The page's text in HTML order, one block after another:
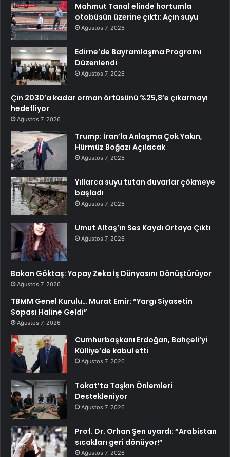
Mahmut Tanal elinde hortumla
otobüsün üzerine çıktı: Açın suyu
Ağustos 7, 2026
Edirne’de Bayramlaşma Programı
Düzenlendi
Ağustos 7, 2026
Çin 2030’a kadar orman örtüsünü %25,8’e çıkarmayı
hedefliyor
Ağustos 7, 2026
Trump: İran’la Anlaşma Çok Yakın,
Hürmüz Boğazı Açılacak
Ağustos 7, 2026
Yıllarca suyu tutan duvarlar çökmeye
başladı
Ağustos 7, 2026
Umut Altaş’ın Ses Kaydı Ortaya Çıktı
Ağustos 7, 2026
Bakan Göktaş: Yapay Zeka İş Dünyasını Dönüştürüyor
Ağustos 7, 2026
TBMM Genel Kurulu… Murat Emir: “Yargı Siyasetin
Sopası Haline Geldi”
Ağustos 7, 2026
Cumhurbaşkanı Erdoğan, Bahçeli’yi
Külliye’de kabul etti
Ağustos 7, 2026
Tokat’ta Taşkın Önlemleri
Destekleniyor
Ağustos 7, 2026
Prof. Dr. Orhan Şen uyardı: “Arabistan
sıcakları geri dönüyor!”
Ağustos 7, 2026